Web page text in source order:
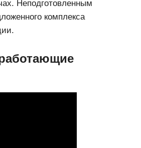
Неподготовленным
комплекса